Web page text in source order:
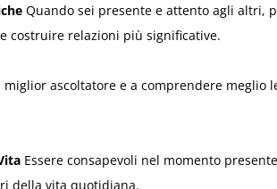
Quando sei presente e attento agli altri,
costruire relazioni più significative.
ascoltatore e a comprendere meglio
Essere consapevoli nel momento
della vita quotidiana.